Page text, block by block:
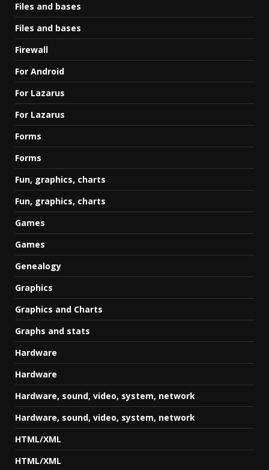
Files and bases
Files and bases
Firewall
For Android
For Lazarus
For Lazarus
Forms
Forms
Fun, graphics, charts
Fun, graphics, charts
Games
Games
Genealogy
Graphics
Graphics and Charts
Graphs and stats
Hardware
Hardware
Hardware, sound, video, system, network
Hardware, sound, video, system, network
HTML/XML
HTML/XML